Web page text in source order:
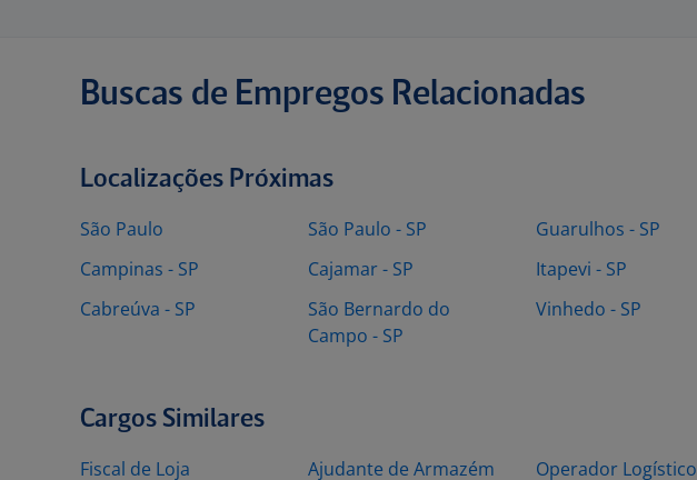
Buscas de Empregos Relacionadas
Localizações Próximas
São Paulo
Campinas - SP
Cabreúva - SP
São Paulo - SP
Cajamar - SP
São Bernardo do
Campo - SP
Guarulhos - SP
Itapevi - SP
Vinhedo - SP
Cargos Similares
Fiscal de Loja Ajudante de Armazém Operador Logístico